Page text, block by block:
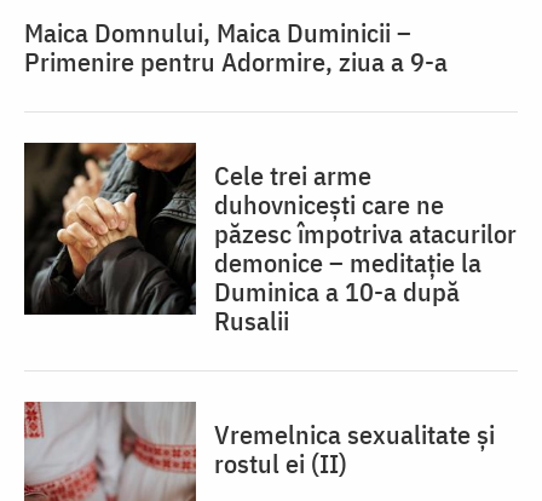
Maica Domnului, Maica Duminicii –
Primenire pentru Adormire, ziua a 9-a
Cele trei arme
duhovnicești care ne
păzesc împotriva atacurilor
demonice – meditație la
Duminica a 10-a după
Rusalii
Vremelnica sexualitate și
rostul ei (II)